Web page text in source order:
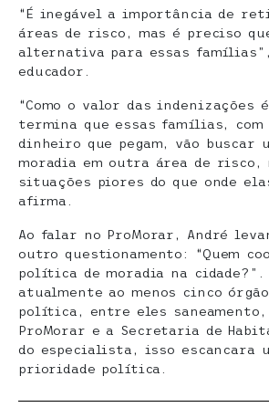
“É inegável a importância de
áreas de risco, mas é preciso
alternativa para essas
educador.
“Como o valor das indenizações
termina que essas famílias, com
dinheiro que pegam, vão buscar
moradia em outra área de risco,
situações piores do que onde
afirma.
Ao falar no ProMorar, André
outro questionamento: “Quem
política de moradia na cidade?”.
atualmente ao menos cinco
política, entre eles saneamento,
ProMorar e a Secretaria de
do especialista, isso escancara
prioridade política.